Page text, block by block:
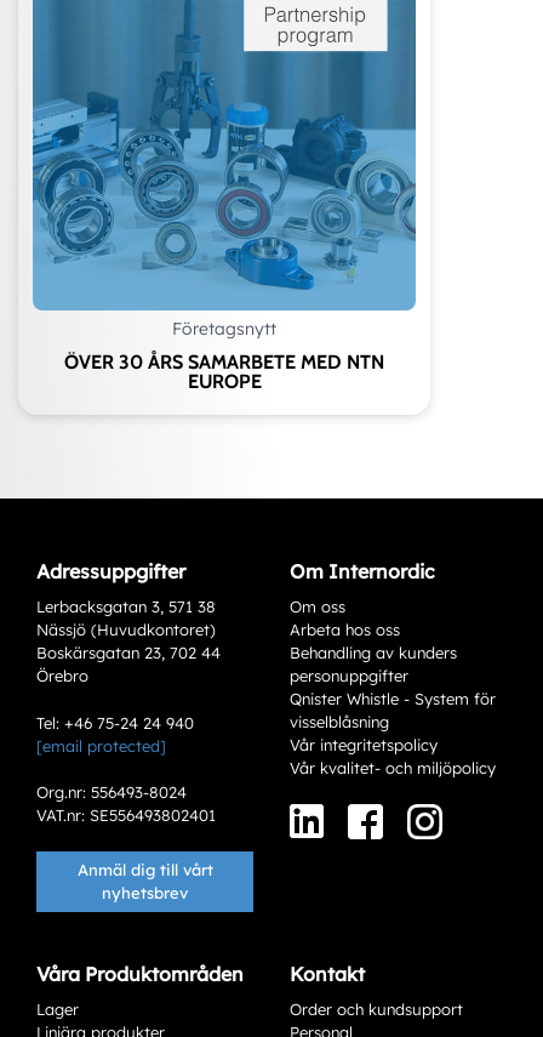
Företagsnytt
ÖVER 30 ÅRS SAMARBETE MED NTN
EUROPE
Varianter
Add to existing cart row
Adressuppgifter
Lerbacksgatan 3, 571 38
Nässjö (Huvudkontoret)
Boskärsgatan 23, 702 44
Örebro
Tel: +46 75-24 24 940
[email protected]
Org.nr: 556493-8024
VAT.nr: SE556493802401
Anmäl dig till vårt
nyhetsbrev
Om Internordic
Om oss
Arbeta hos oss
Behandling av kunders
personuppgifter
Qnister Whistle - System för
visselblåsning
Vår integritetspolicy
Vår kvalitet- och miljöpolicy
Våra Produktområden
Lager
Linjära produkter
Kontakt
Order och kundsupport
Personal